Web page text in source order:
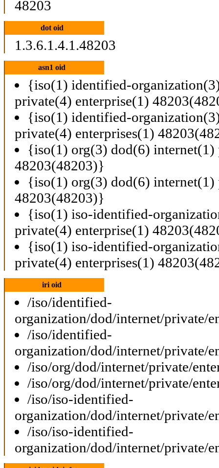
48203
dot oid
1.3.6.1.4.1.48203
asn1 oid
{iso(1) identified-
private(4) enterprise(1)
{iso(1) identified-
private(4) enterprises(1)
{iso(1) org(3) dod(6) internet(1)
48203(48203)}
{iso(1) org(3) dod(6) internet(1)
48203(48203)}
{iso(1) iso-identified-
private(4) enterprise(1)
{iso(1) iso-identified-
private(4) enterprises(1)
iri oid
/iso/identified-
organization/dod/internet/private/
/iso/identified-
organization/dod/internet/private/
/iso/org/dod/internet/private/
/iso/org/dod/internet/private/
/iso/iso-identified-
organization/dod/internet/private/
/iso/iso-identified-
organization/dod/internet/private/